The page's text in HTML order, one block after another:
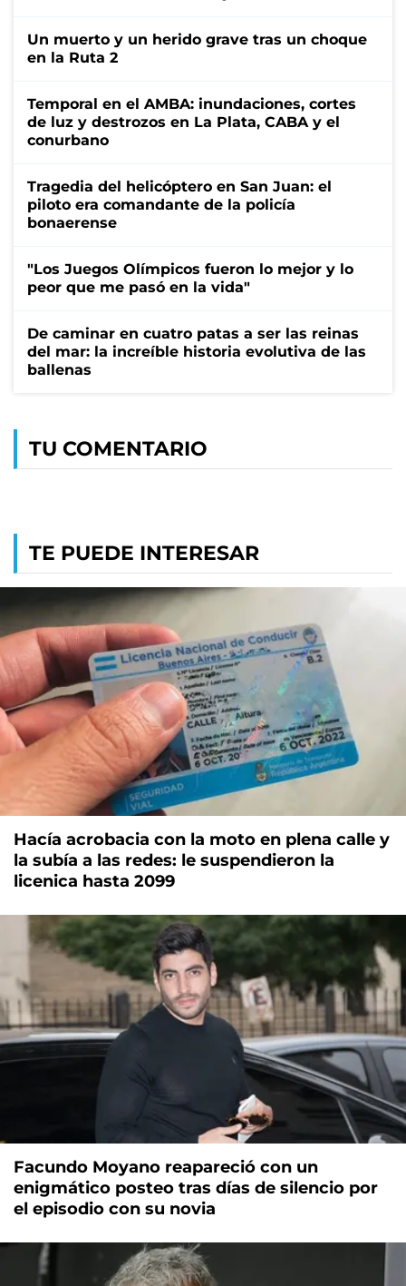
Un muerto y un herido grave tras un choque
en la Ruta 2
Temporal en el AMBA: inundaciones, cortes
de luz y destrozos en La Plata, CABA y el
conurbano
Tragedia del helicóptero en San Juan: el
piloto era comandante de la policía
bonaerense
"Los Juegos Olímpicos fueron lo mejor y lo
peor que me pasó en la vida"
De caminar en cuatro patas a ser las reinas
del mar: la increíble historia evolutiva de las
ballenas
TU COMENTARIO
TE PUEDE INTERESAR
Hacía acrobacia con la moto en plena calle y
la subía a las redes: le suspendieron la
licenica hasta 2099
Facundo Moyano reapareció con un
enigmático posteo tras días de silencio por
el episodio con su novia